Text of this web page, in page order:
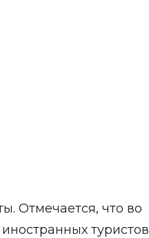
Отмечается, что во
туристов